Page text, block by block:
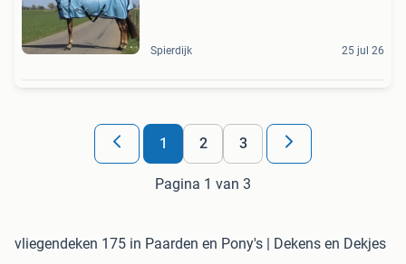
Spierdijk 25 jul 26
1 2 3
Pagina 1 van 3
vliegendeken 175 in Paarden en Pony's | Dekens en Dekjes